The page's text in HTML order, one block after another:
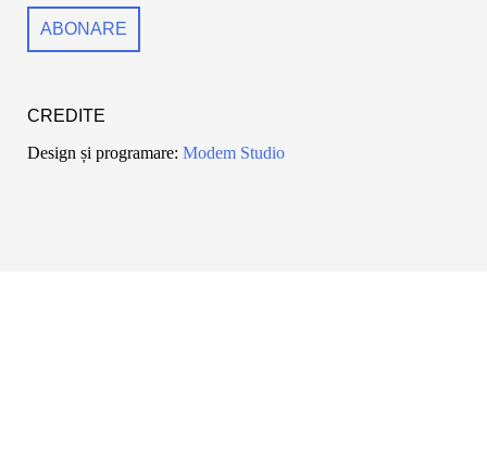
CREDITE
Design și programare: Modem Studio